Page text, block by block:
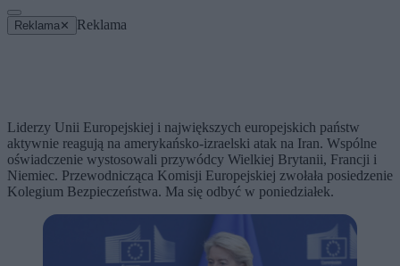
Reklama ✕ Reklama
Liderzy Unii Europejskiej i największych europejskich państw
aktywnie reagują na amerykańsko-izraelski atak na Iran. Wspólne
oświadczenie wystosowali przywódcy Wielkiej Brytanii, Francji i
Niemiec. Przewodnicząca Komisji Europejskiej zwołała posiedzenie
Kolegium Bezpieczeństwa. Ma się odbyć w poniedziałek.